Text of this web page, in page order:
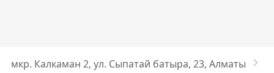
мкр. Калкаман 2, ул. Сыпатай батыра, 23, Алматы